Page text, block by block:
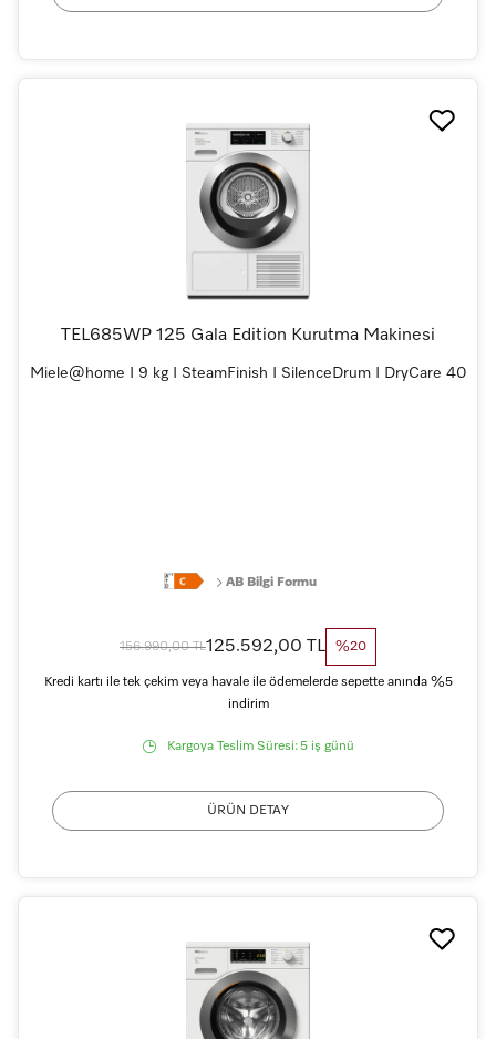
TEL685WP 125 Gala Edition Kurutma Makinesi
Miele@home I 9 kg I SteamFinish I SilenceDrum I DryCare 40
AB Bilgi Formu
156.990,00 TL125.592,00 TL %20
Kredi kartı ile tek çekim veya havale ile ödemelerde sepette anında %5
indirim
Kargoya Teslim Süresi: 5 iş günü
ÜRÜN DETAY